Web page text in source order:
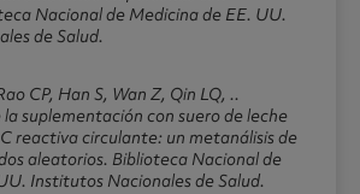
Nacional de Medicina de EE. UU.
de Salud.
CP, Han S, Wan Z, Qin LQ, ..
suplementación con suero de leche
reactiva circulante: un metanálisis de
aleatorios. Biblioteca Nacional de
Institutos Nacionales de Salud.